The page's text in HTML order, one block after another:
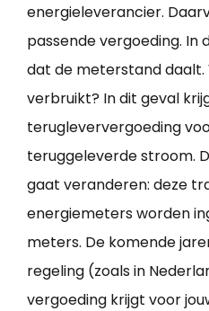
energieleverancier.
passende vergoeding.
dat de meterstand daalt.
verbruikt? In dit geval
terugleververgoeding
teruggeleverde stroom.
gaat veranderen: deze
energiemeters worden
meters. De komende
regeling (zoals in
vergoeding krijgt voor